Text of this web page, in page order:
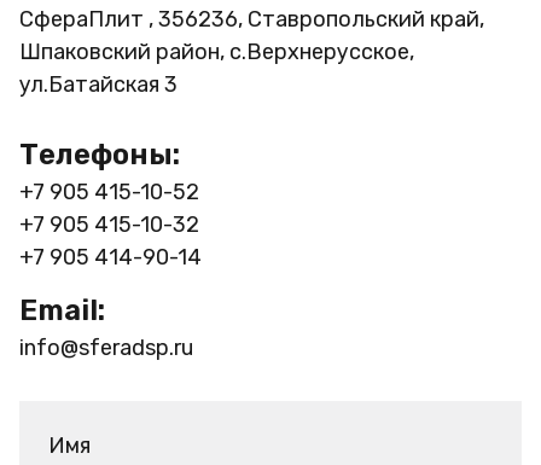
СфераПлит , 356236, Ставропольский край,
Шпаковский район, с.Верхнерусское,
ул.Батайская 3
Телефоны:
+7 905 415-10-52
+7 905 415-10-32
+7 905 414-90-14
Email:
info@sferadsp.ru
Имя